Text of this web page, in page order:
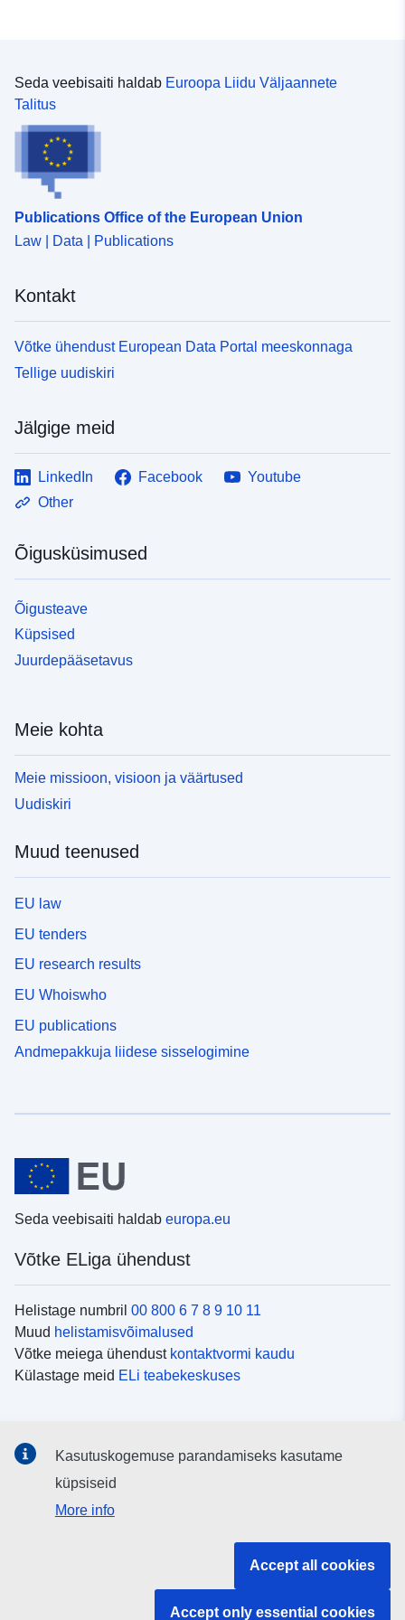
Identifikaatorid:
http://descartes-dev.cete-
uriRef:
http://data.europa.eu/88u/dataset/
Tüüp:
http://inspire.ec.europa.eu/
codelist/ResourceType/services
Seda veebisaiti haldab Euroopa Liidu Väljaannete
Talitus
Publications Office of the European Union
Law | Data | Publications
Kontakt
Võtke ühendust European Data Portal meeskonnaga
Tellige uudiskiri
Jälgige meid
LinkedIn Facebook
Youtube
Other
Õigusküsimused
Õigusteave
Küpsised
Juurdepääsetavus
Meie kohta
Meie missioon, visioon ja väärtused
Uudiskiri
Muud teenused
EU law
EU tenders
EU research results
EU Whoiswho
EU publications
Andmepakkuja liidese sisselogimine
Seda veebisaiti haldab europa.eu
Võtke ELiga ühendust
Helistage numbril 00 800 6 7 8 9 10 11
Muud helistamisvõimalused
Võtke meiega ühendust kontaktvormi kaudu
Külastage meid ELi teabekeskuses
Otsige ELi teavet
ELi institutsioonid ja asutused
Kasutuskogemuse parandamiseks kasutame
küpsiseid
More info
Accept all cookies
Accept only essential cookies